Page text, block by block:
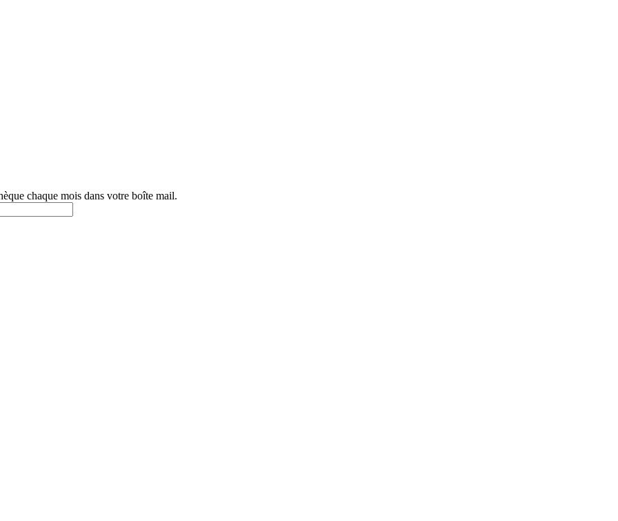
chaque mois dans votre boîte mail.